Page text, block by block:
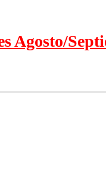
Agosto/